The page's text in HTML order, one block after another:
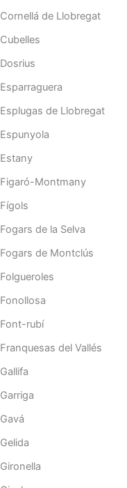
Cornellá de Llobregat
Cubelles
Dosrius
Esparraguera
Esplugas de Llobregat
Espunyola
Estany
Figaró-Montmany
Fígols
Fogars de la Selva
Fogars de Montclús
Folgueroles
Fonollosa
Font-rubí
Franquesas del Vallés
Gallifa
Garriga
Gavá
Gelida
Gironella